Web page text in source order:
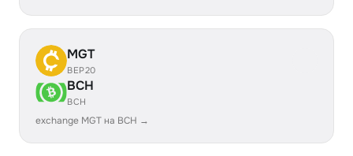
MGT
BEP20
BCH
BCH
exchange MGT на BCH →